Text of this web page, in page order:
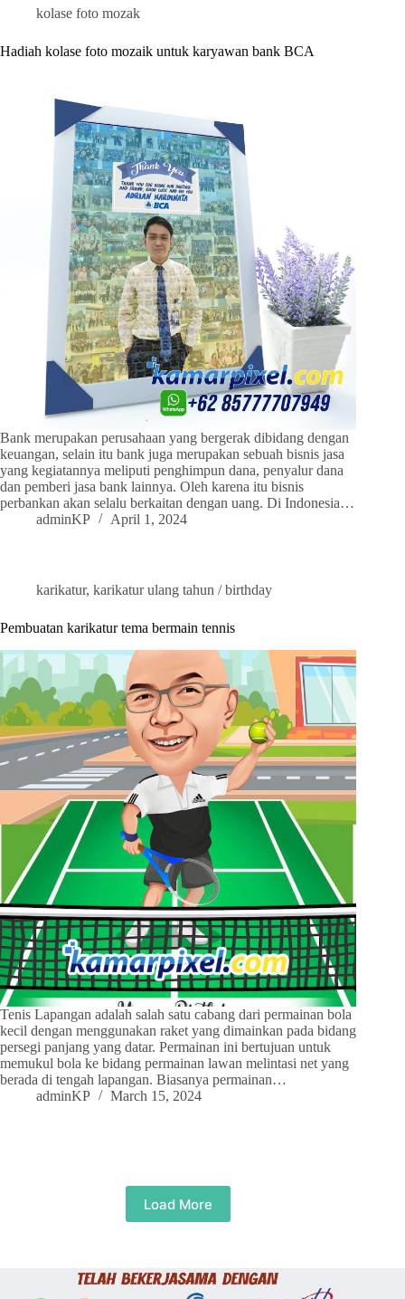
kolase foto mozak
Hadiah kolase foto mozaik untuk karyawan bank BCA
Bank merupakan perusahaan yang bergerak dibidang dengan
keuangan, selain itu bank juga merupakan sebuah bisnis jasa
yang kegiatannya meliputi penghimpun dana, penyalur dana
dan pemberi jasa bank lainnya. Oleh karena itu bisnis
perbankan akan selalu berkaitan dengan uang. Di Indonesia…
adminKP
April 1, 2024
karikatur, karikatur ulang tahun / birthday
Pembuatan karikatur tema bermain tennis
Tenis Lapangan adalah salah satu cabang dari permainan bola
kecil dengan menggunakan raket yang dimainkan pada bidang
persegi panjang yang datar. Permainan ini bertujuan untuk
memukul bola ke bidang permainan lawan melintasi net yang
berada di tengah lapangan. Biasanya permainan…
adminKP
March 15, 2024
Load More